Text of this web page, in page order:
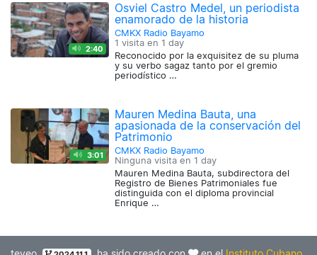
2:40
Osviel Castro Medel, un periodista
enamorado de la historia
CMKX Radio Bayamo
1 visita en 1 day
Reconocido por la exquisitez de su pluma
y su verbo sagaz tanto por el gremio
periodístico …
3:01
Mauren Medina Bauta, una
apasionada de la conservación del
Patrimonio
CMKX Radio Bayamo
Ninguna visita en 1 day
Mauren Medina Bauta, subdirectora del
Registro de Bienes Patrimoniales fue
distinguida con el diploma provincial
Enrique …